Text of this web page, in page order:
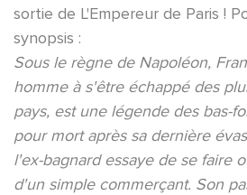
sortie de L'Empereur de Paris !
synopsis :
Sous le règne de Napoléon,
homme à s'être échappé des
pays, est une légende des bas-
pour mort après sa dernière
l'ex-bagnard essaye de se faire
d'un simple commerçant. Son